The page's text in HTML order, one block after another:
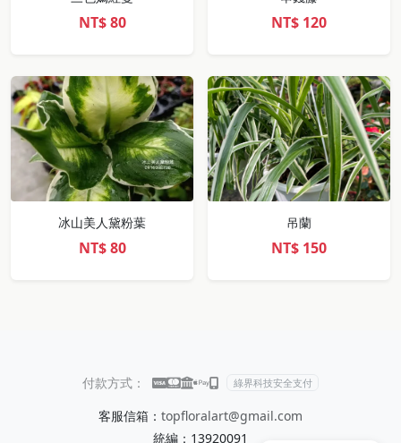
NT$80 NT$ 120
冰山美人黛粉葉
NT$80
吊蘭
NT$ 150
付款方式： 綠界科技安全支付
客服信箱： topfloralart@gmail.com
統編：13920091